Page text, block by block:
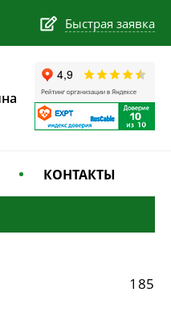
Быстрая заявка
КОНТАКТЫ
185